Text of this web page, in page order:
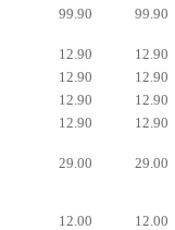
99.90 99.90
12.90
12.90
12.90
12.90
12.90
12.90
12.90 12.90
29.00 29.00
12.00 12.00